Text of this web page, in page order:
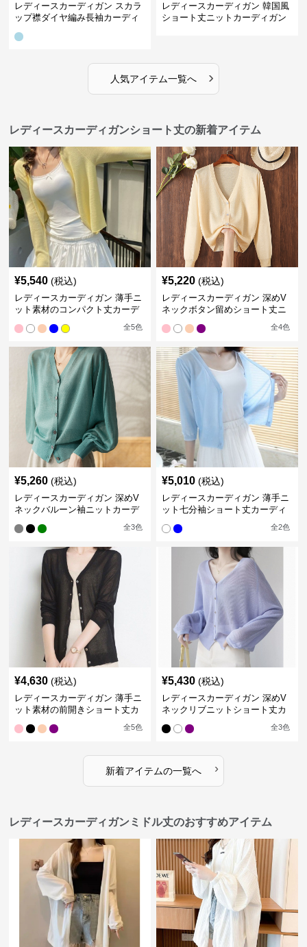
レディースカーディガン スカラ
ップ襟ダイヤ編み長袖カーディ
レディースカーディガン 韓国風
ショート丈ニットカーディガン
人気アイテム一覧へ ›
レディースカーディガンショート丈の新着アイテム
¥5,540 (税込)
レディースカーディガン 薄手ニ
ット素材のコンパクト丈カーデ
全5色
¥5,220 (税込)
レディースカーディガン 深めV
ネックボタン留めショート丈ニ
全4色
¥5,260 (税込)
レディースカーディガン 深めV
ネックバルーン袖ニットカーデ
全3色
¥5,010 (税込)
レディースカーディガン 薄手ニ
ット七分袖ショート丈カーディ
全2色
¥4,630 (税込)
レディースカーディガン 薄手ニ
ット素材の前開きショート丈カ
全5色
¥5,430 (税込)
レディースカーディガン 深めV
ネックリブニットショート丈カ
全3色
新着アイテムの一覧へ ›
レディースカーディガンミドル丈のおすすめアイテム